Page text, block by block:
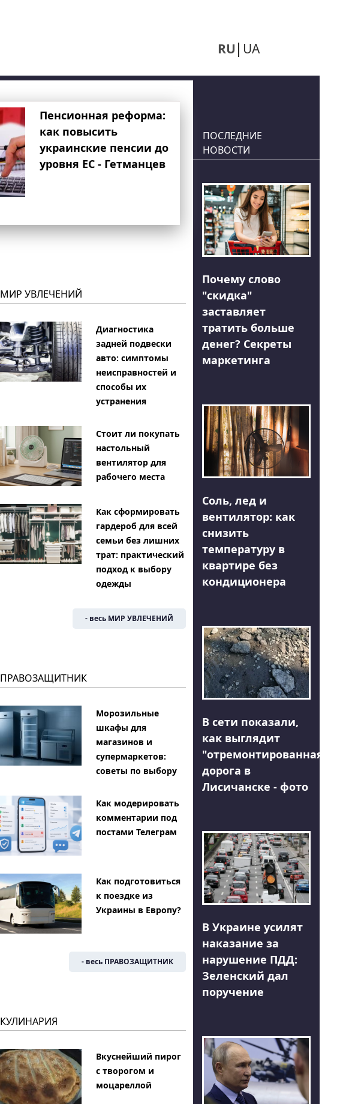
RU UA
Пенсионная реформа:
как повысить
украинские пенсии до
уровня ЕС - Гетманцев
МИР УВЛЕЧЕНИЙ
Диагностика
задней подвески
авто: симптомы
неисправностей и
способы их
устранения
Стоит ли покупать
настольный
вентилятор для
рабочего места
Как сформировать
гардероб для всей
семьи без лишних
трат: практический
подход к выбору
одежды
- весь МИР УВЛЕЧЕНИЙ
ПРАВОЗАЩИТНИК
Морозильные
шкафы для
магазинов и
супермаркетов:
советы по выбору
Как модерировать
комментарии под
постами Телеграм
Как подготовиться
к поездке из
Украины в Европу?
- весь ПРАВОЗАЩИТНИК
КУЛИНАРИЯ
Вкуснейший пирог
с творогом и
моцареллой
ПОСЛЕДНИЕ
НОВОСТИ
Почему слово
"скидка"
заставляет
тратить больше
денег? Секреты
маркетинга
Соль, лед и
вентилятор: как
снизить
температуру в
квартире без
кондиционера
В сети показали,
как выглядит
"отремонтированная"
дорога в
Лисичанске - фото
В Украине усилят
наказание за
нарушение ПДД:
Зеленский дал
поручение